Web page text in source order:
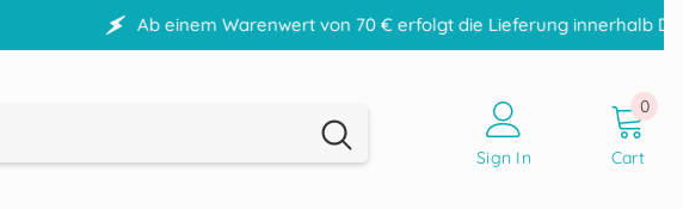
Ab einem Warenwert von 70 € erfolgt die Lieferung innerhalb Deutschlands
Sign In Cart
00